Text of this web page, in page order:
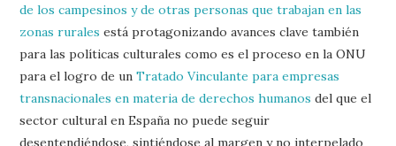
de los campesinos y de otras personas que trabajan en las
zonas rurales está protagonizando avances clave también
para las políticas culturales como es el proceso en la ONU
para el logro de unTratado Vinculante para empresas
transnacionales en materia de derechos humanos del que el
sector cultural en España no puede seguir
desentendiéndose, sintiéndose al margen y no interpelado